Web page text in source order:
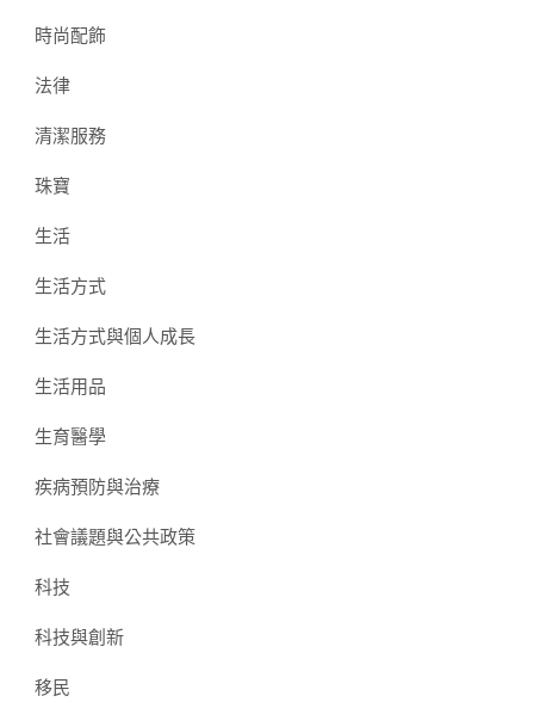
時尚配飾
法律
清潔服務
珠寶
生活
生活方式
生活方式與個人成長
生活用品
生育醫學
疾病預防與治療
社會議題與公共政策
科技
科技與創新
移民